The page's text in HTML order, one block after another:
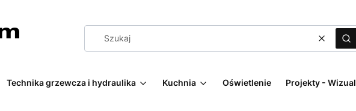
Wyczyść
Technika grzewcza i hydraulika Kuchnia Oświetlenie Projekty -